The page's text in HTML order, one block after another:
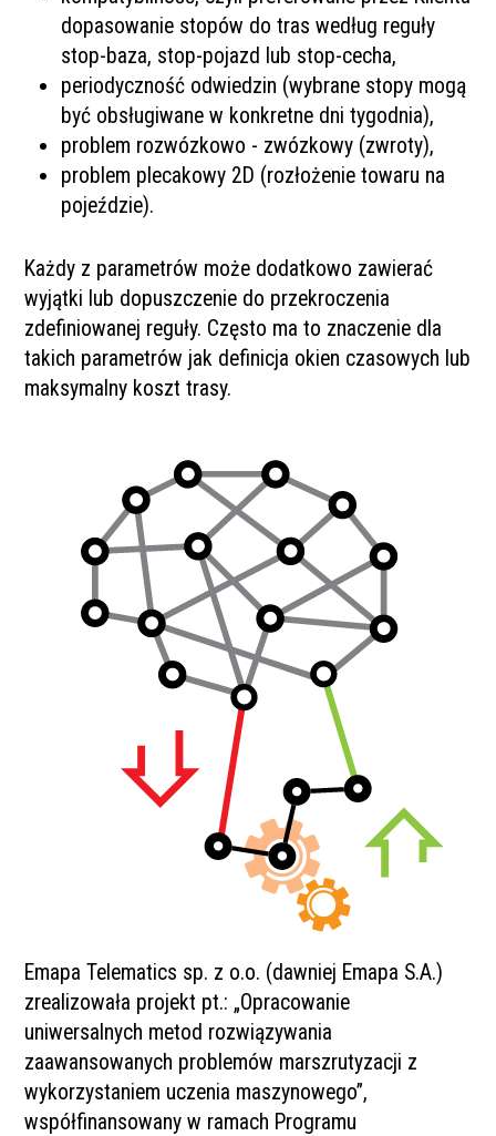
dopasowanie stopów do tras według reguły
stop-baza, stop-pojazd lub stop-cecha,
periodyczność odwiedzin (wybrane stopy mogą
być obsługiwane w konkretne dni tygodnia),
problem rozwózkowo - zwózkowy (zwroty),
problem plecakowy 2D (rozłożenie towaru na
pojeździe).
Każdy z parametrów może dodatkowo zawierać
wyjątki lub dopuszczenie do przekroczenia
zdefiniowanej reguły. Często ma to znaczenie dla
takich parametrów jak definicja okien czasowych lub
maksymalny koszt trasy.
Emapa Telematics sp. z o.o. (dawniej Emapa S.A.)
zrealizowała projekt pt.: „Opracowanie
uniwersalnych metod rozwiązywania
zaawansowanych problemów marszrutyzacji z
wykorzystaniem uczenia maszynowego”,
współfinansowany w ramach Programu